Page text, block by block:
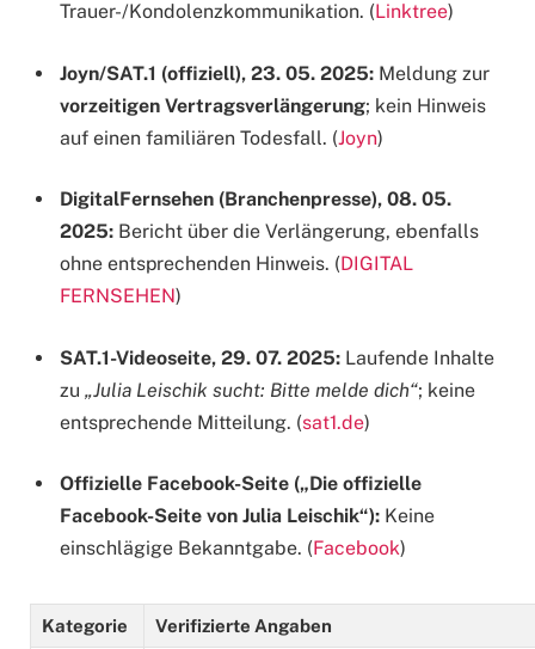
Trauer-/Kondolenzkommunikation. (Linktree)
Joyn/SAT.1 (offiziell), 23. 05. 2025: Meldung zur
vorzeitigen Vertragsverlängerung; kein Hinweis
auf einen familiären Todesfall. (Joyn)
DigitalFernsehen (Branchenpresse), 08. 05.
2025: Bericht über die Verlängerung, ebenfalls
ohne entsprechenden Hinweis. (DIGITAL
FERNSEHEN)
SAT.1-Videoseite, 29. 07. 2025: Laufende Inhalte
zu „Julia Leischik sucht: Bitte melde dich“; keine
entsprechende Mitteilung. (sat1.de)
Offizielle Facebook-Seite („Die offizielle
Facebook-Seite von Julia Leischik“): Keine
einschlägige Bekanntgabe. (Facebook)
Kategorie Verifizierte Angaben